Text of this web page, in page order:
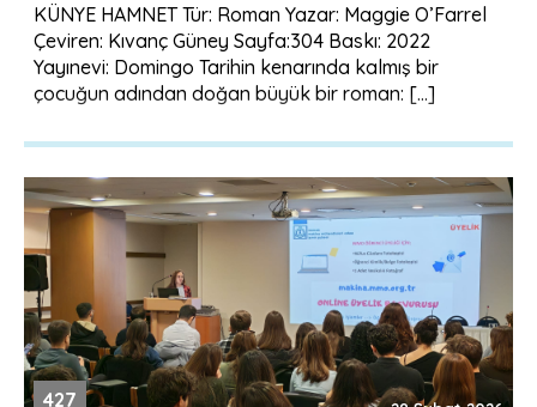
KÜNYE HAMNET Tür: Roman Yazar: Maggie O’Farrel
Çeviren: Kıvanç Güney Sayfa:304 Baskı: 2022
Yayınevi: Domingo Tarihin kenarında kalmış bir
çocuğun adından doğan büyük bir roman: […]
427